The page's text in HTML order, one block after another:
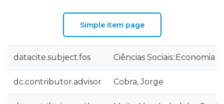
Simple item page
datacite.subject.fos Ciências Sociais::Economia
dc.contributor.advisor Cobra, Jorge